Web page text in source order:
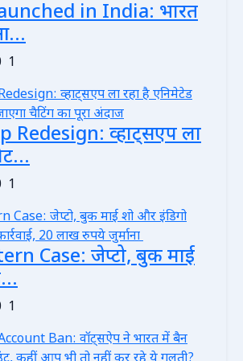
in India: भारत
1
Redesign: व्हाट्सएप ला
1
Case: जेप्टो, बुक माई
1